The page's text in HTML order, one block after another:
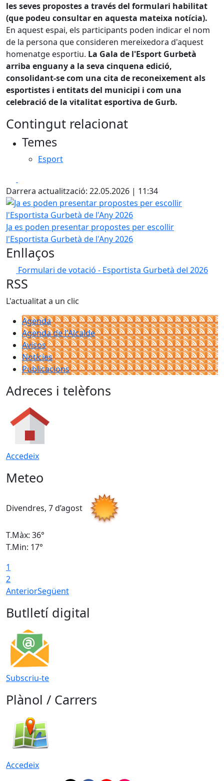
les seves propostes a través del formulari habilitat
(que podeu consultar en aquesta mateixa notícia).
En aquest espai, els participants poden indicar el nom
de la persona que consideren mereixedora d'aquest
homenatge esportiu. La Gala de l'Esport Gurbetà
arriba enguany a la seva cinquena edició,
consolidant-se com una cita de reconeixement als
esportistes i entitats del municipi i com una
celebració de la vitalitat esportiva de Gurb.
Contingut relacionat
Temes
Esport
Darrera actualització: 22.05.2026 | 11:34
Ja es poden presentar propostes per escollir l'Esportista
Ja es poden presentar propostes per escollir
l'Esportista Gurbetà de l'Any 2026
Enllaços
Formulari de votació - Esportista Gurbetà del 2026
RSS
L'actualitat a un clic
Agenda
Agenda de l'Alcalde
Avisos
Notícies
Publicacions
Adreces i telèfons
Accedeix
Meteo
Divendres, 7 d’agost
T.Màx: 36°
T.Min: 17°
1
2
AnteriorSegüent
Butlletí digital
Subscriu-te
Plànol / Carrers
Accedeix